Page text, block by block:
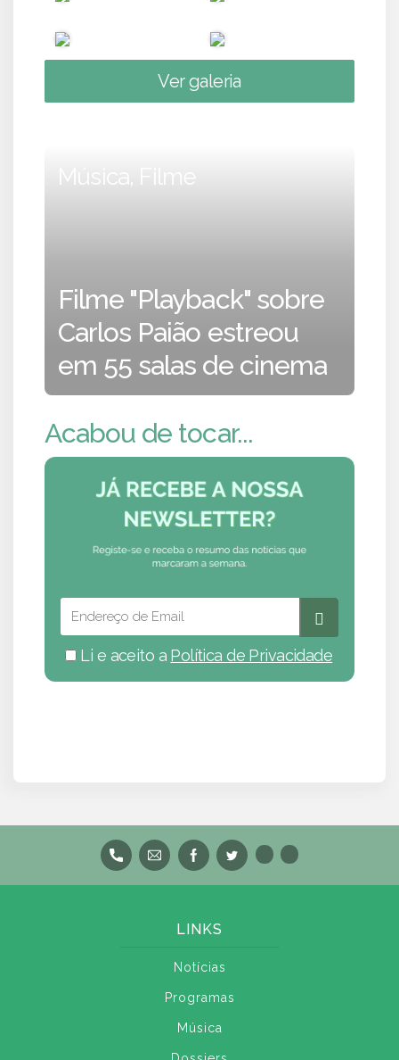
Ver galeria
Música, Filme
Filme "Playback" sobre
Carlos Paião estreou
em 55 salas de cinema
Acabou de tocar...
Li e aceito a Política de Privacidade
LINKS
Notícias
Programas
Música